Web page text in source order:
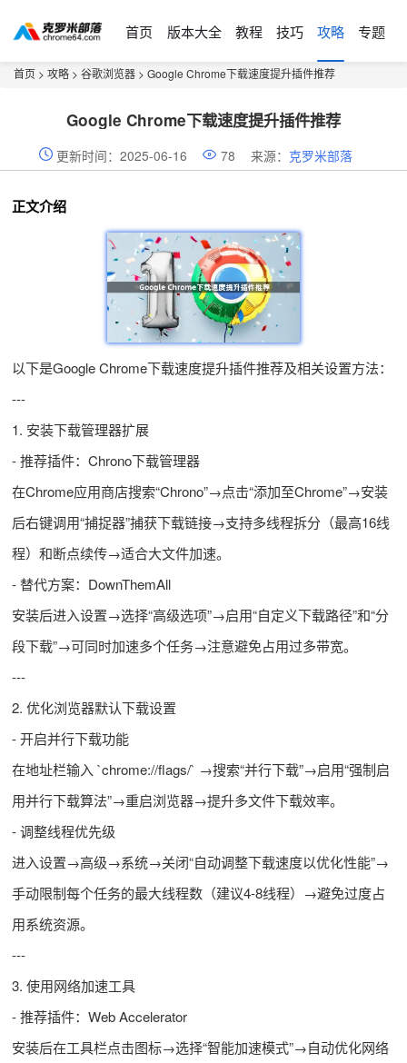
首页 版本大全 教程 技巧 攻略 专题
首页 > 攻略 > 谷歌浏览器 > Google Chrome下载速度提升插件推荐
Google Chrome下载速度提升插件推荐
更新时间：2025-06-16 78 来源： 克罗米部落
正文介绍
以下是Google Chrome下载速度提升插件推荐及相关设置方法：
---
1. 安装下载管理器扩展
- 推荐插件：Chrono下载管理器
在Chrome应用商店搜索“Chrono”→点击“添加至Chrome”→安装
后右键调用“捕捉器”捕获下载链接→支持多线程拆分（最高16线
程）和断点续传→适合大文件加速。
- 替代方案：DownThemAll
安装后进入设置→选择“高级选项”→启用“自定义下载路径”和“分
段下载”→可同时加速多个任务→注意避免占用过多带宽。
---
2. 优化浏览器默认下载设置
- 开启并行下载功能
在地址栏输入 `chrome://flags/` →搜索“并行下载”→启用“强制启
用并行下载算法”→重启浏览器→提升多文件下载效率。
- 调整线程优先级
进入设置→高级→系统→关闭“自动调整下载速度以优化性能”→
手动限制每个任务的最大线程数（建议4-8线程）→避免过度占
用系统资源。
---
3. 使用网络加速工具
- 推荐插件：Web Accelerator
安装后在工具栏点击图标→选择“智能加速模式”→自动优化网络